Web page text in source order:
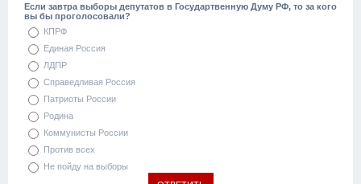
Если завтра выборы депутатов в Государтвенную Думу РФ, то за кого
вы бы проголосовали?
КПРФ
Единая Россия
ЛДПР
Справедливая Россия
Патриоты России
Родина
Коммунисты России
Против всех
Не пойду на выборы